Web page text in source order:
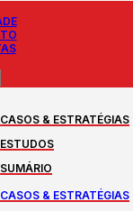
CASOS & ESTRATÉGIAS
ESTUDOS
SUMÁRIO
CASOS & ESTRATÉGIAS